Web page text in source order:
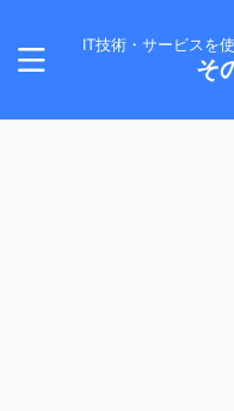
IT技術・サービスを
そ